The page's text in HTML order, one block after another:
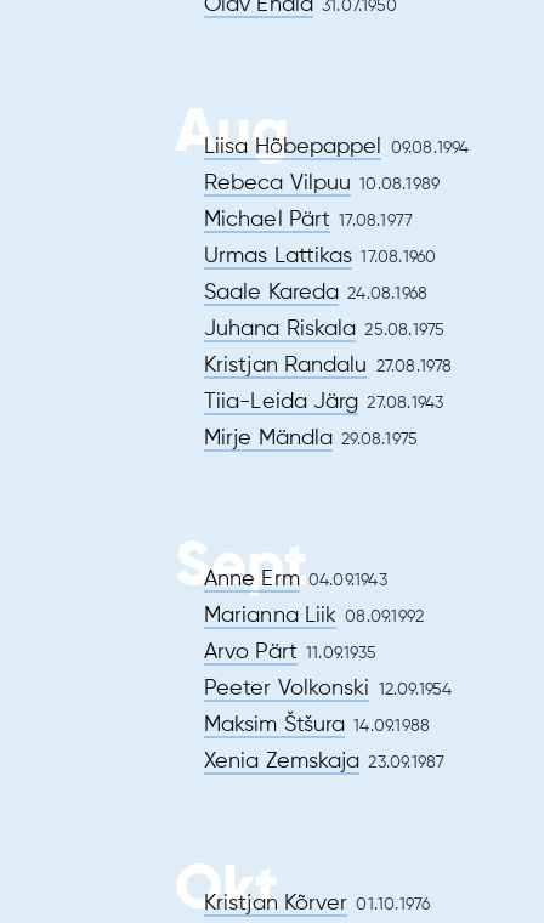
Olav Ehala 31.07.1950
Aug
Liisa Hõbepappel 09.08.1994
Rebeca Vilpuu 10.08.1989
Michael Pärt 17.08.1977
Urmas Lattikas 17.08.1960
Saale Kareda 24.08.1968
Juhana Riskala 25.08.1975
Kristjan Randalu 27.08.1978
Tiia-Leida Järg 27.08.1943
Mirje Mändla 29.08.1975
Sept
Anne Erm 04.09.1943
Marianna Liik 08.09.1992
Arvo Pärt 11.09.1935
Peeter Volkonski 12.09.1954
Maksim Štšura 14.09.1988
Xenia Zemskaja 23.09.1987
Okt
Kristjan Kõrver 01.10.1976